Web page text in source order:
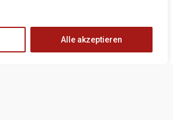
Alle akzeptieren